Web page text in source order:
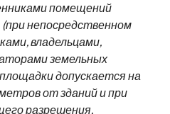
помещений
непосредственном
владельцами,
земельных
допускается на
от зданий и при
разрешения.